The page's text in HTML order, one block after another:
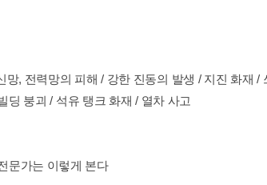
, 전력망의 피해 / 강한 진동의 발생 / 지진 화재 /
딩 붕괴 / 석유 탱크 화재 / 열차 사고
문가는 이렇게 본다